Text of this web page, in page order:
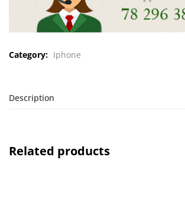
Category: Iphone
Description
Related products